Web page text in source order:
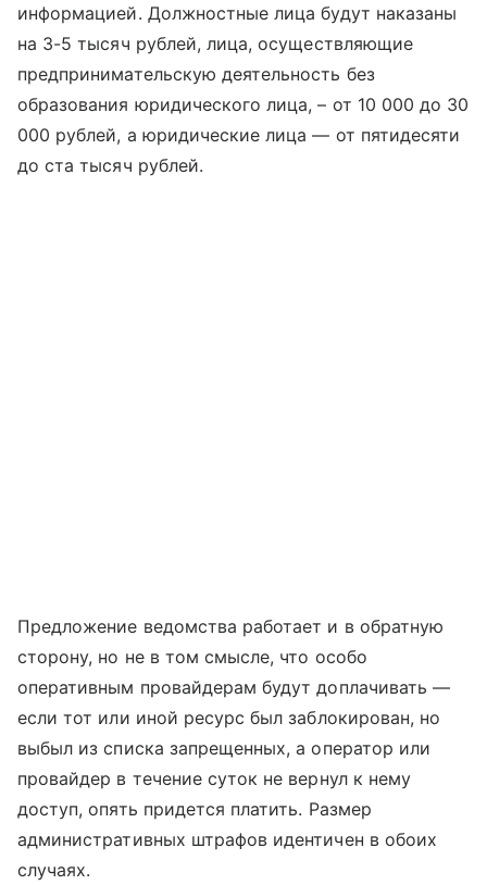
информацией. Должностные лица будут наказаны
на 3-5 тысяч рублей, лица, осуществляющие
предпринимательскую деятельность без
образования юридического лица, – от 10 000 до 30
000 рублей, а юридические лица — от пятидесяти
до ста тысяч рублей.
Предложение ведомства работает и в обратную
сторону, но не в том смысле, что особо
оперативным провайдерам будут доплачивать —
если тот или иной ресурс был заблокирован, но
выбыл из списка запрещенных, а оператор или
провайдер в течение суток не вернул к нему
доступ, опять придется платить. Размер
административных штрафов идентичен в обоих
случаях.